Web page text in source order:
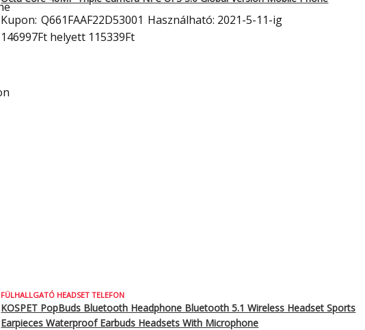
Kupon: Q661FAAF22D53001 Használható: 2021-5-11-ig
146997Ft helyett 115339Ft
FÜLHALLGATÓ HEADSET TELEFON
KOSPET PopBuds Bluetooth Headphone Bluetooth 5.1 Wireless Headset Sports
Earpieces Waterproof Earbuds Headsets With Microphone